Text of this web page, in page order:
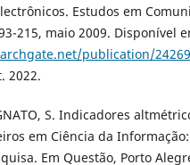
Estudos em
215, maio 2009. Disponível
publication/
2022.
S. Indicadores
em Ciência da
Em Questão, Porto